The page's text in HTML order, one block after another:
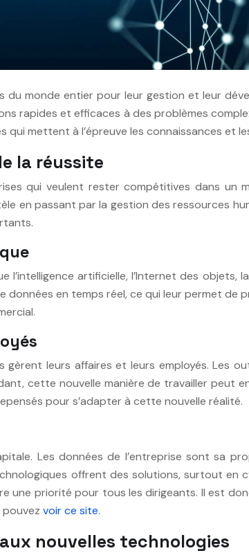
du monde entier pour leur gestion et leur
rapides et efficaces à des problèmes
mettent à l’épreuve les connaissances et
la réussite
qui veulent rester compétitives dans un
en passant par la gestion des ressources
l’intelligence artificielle, l’Internet des
en temps réel, ce qui leur permet de
leurs affaires et leurs employés. Les
cette nouvelle manière de travailler peut
pour s’adapter à cette nouvelle réalité.
Les données de l’entreprise sont sa
offrent des solutions, surtout en
priorité pour tous les dirigeants. Il est
voir ce site.
nouvelles technologies